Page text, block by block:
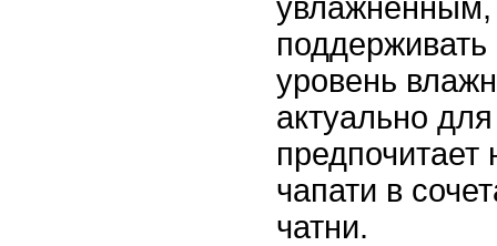
уровень
актуально для
предпочитает
чапати в
чатни.